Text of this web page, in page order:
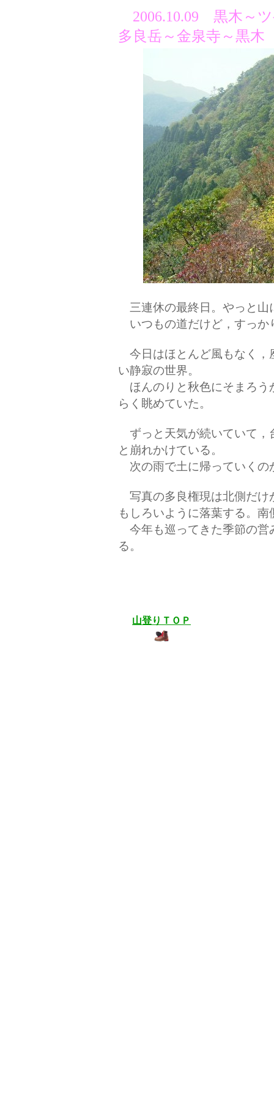
2006.10.09 黒木～
多良岳～金泉寺～黒木
三連休の最終日。やっと山
いつもの道だけど，すっか
今日はほとんど風もなく，
い静寂の世界。
ほんのりと秋色にそまろう
らく眺めていた。
ずっと天気が続いていて，
と崩れかけている。
次の雨で土に帰っていくの
写真の多良権現は北側だけ
もしろいように落葉する。
今年も巡ってきた季節の営
る。
山登りＴＯＰ